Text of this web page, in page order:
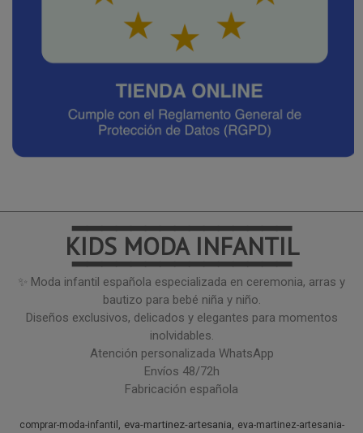
━━━━━━━━━━━━━━━
KIDS MODA INFANTIL
━━━━━━━━━━━━━━━
✨ Moda infantil española especializada en ceremonia, arras y
bautizo para bebé niña y niño.
Diseños exclusivos, delicados y elegantes para momentos
inolvidables.
Atención personalizada WhatsApp
Envíos 48/72h
Fabricación española
comprar-moda-infantil eva-martinez-artesania
eva-martinez-artesania-